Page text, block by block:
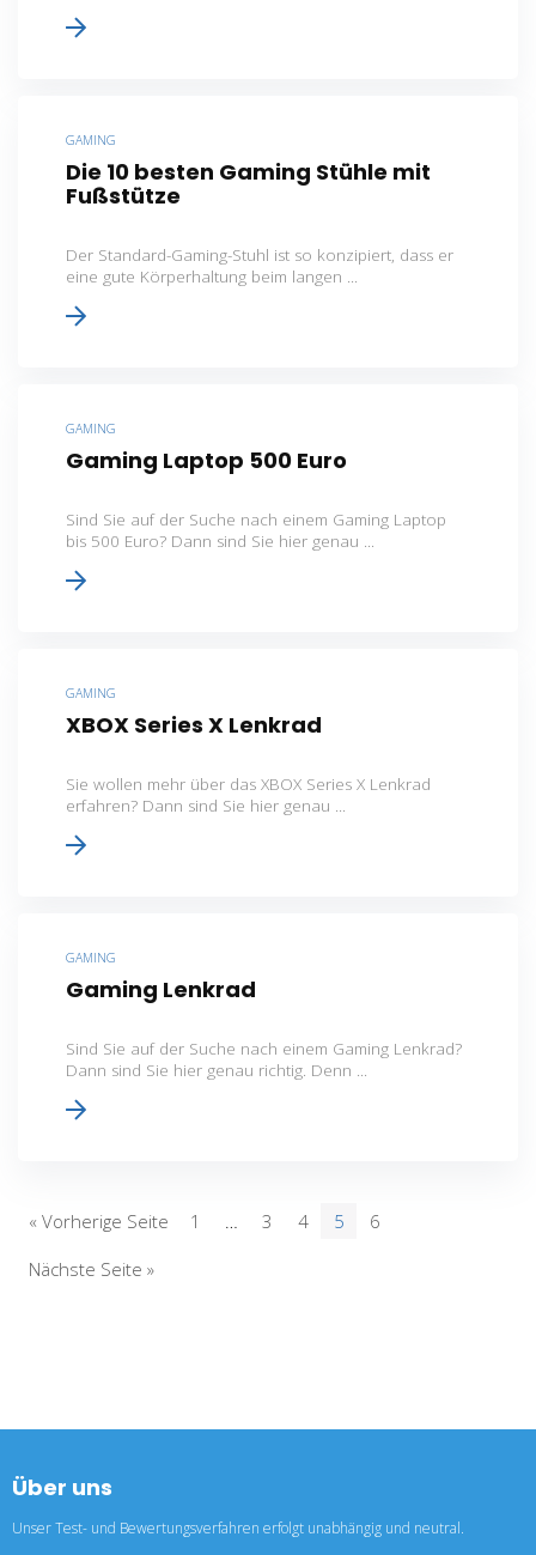
GAMING
Die 10 besten Gaming Stühle mit
Fußstütze
Der Standard-Gaming-Stuhl ist so konzipiert, dass er
eine gute Körperhaltung beim langen ...
GAMING
Gaming Laptop 500 Euro
Sind Sie auf der Suche nach einem Gaming Laptop
bis 500 Euro? Dann sind Sie hier genau ...
GAMING
XBOX Series X Lenkrad
Sie wollen mehr über das XBOX Series X Lenkrad
erfahren? Dann sind Sie hier genau ...
GAMING
Gaming Lenkrad
Sind Sie auf der Suche nach einem Gaming Lenkrad?
Dann sind Sie hier genau richtig. Denn ...
« Vorherige Seite 1 3 4 5
6
Nächste Seite »
Über uns
Unser Test- und Bewertungsverfahren erfolgt unabhängig und neutral.